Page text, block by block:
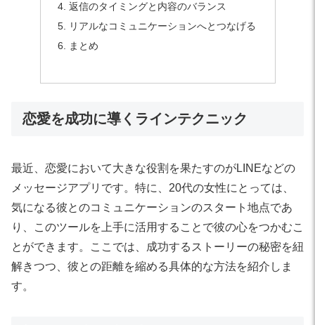
返信のタイミングと内容のバランス
リアルなコミュニケーションへとつなげる
まとめ
恋愛を成功に導くラインテクニック
最近、恋愛において大きな役割を果たすのがLINEなどの
メッセージアプリです。特に、20代の女性にとっては、
気になる彼とのコミュニケーションのスタート地点であ
り、このツールを上手に活用することで彼の心をつかむこ
とができます。ここでは、成功するストーリーの秘密を紐
解きつつ、彼との距離を縮める具体的な方法を紹介しま
す。